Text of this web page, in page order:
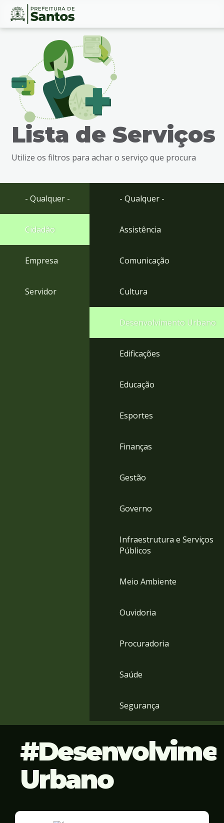
Ir
busca
Ir
rodapé
Conteúdo
Lista de Serviços
Utilize os filtros para achar o serviço que procura
- Qualquer -
Cidadão
Empresa
Servidor
- Qualquer -
Assistência
Comunicação
Cultura
Desenvolvimento Urbano
Edificações
Educação
Esportes
Finanças
Gestão
Governo
Infraestrutura e Serviços
Públicos
Meio Ambiente
Ouvidoria
Procuradoria
Saúde
Segurança
Urbano